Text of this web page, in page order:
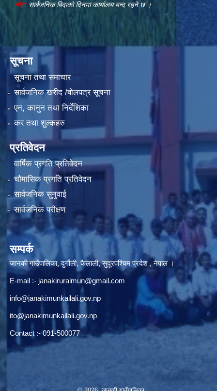
नोट: सार्बजनिक बिदाको दिनमा कार्यालय बन्द रहने छ ।
सूचना
सूचना तथा समाचार
सार्वजनिक खरीद /बोलपत्र सूचना
एन, कानुन तथा निर्देशिका
कर तथा शुल्कहरु
प्रतिवेदन
वार्षिक प्रगति प्रतिवेदन
चौमासिक प्रगति प्रतिवेदन
सार्वजनिक सुनुवाई
सार्वजनिक परीक्षण
सम्पर्क
जानकी गाउँपालिका, दुर्गौली, कैलाली, सुदूरपश्चिम प्रदेश , नेपाल ।
E-mail :- janakiruralmun@gmail.com
info@janakimunkailali.gov.np
ito@janakimunkailali.gov.np
Contact :- 091-500077